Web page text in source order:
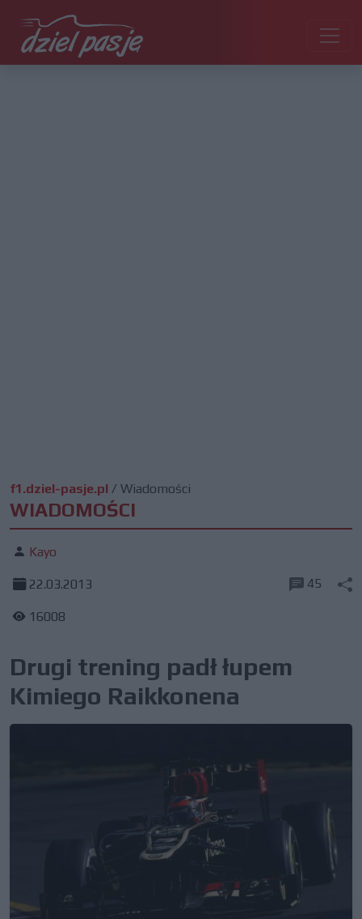
f1.dziel-pasje.pl / Wiadomości
WIADOMOŚCI
Kayo
22.03.2013
16008
45
Drugi trening padł łupem
Kimiego Raikkonena